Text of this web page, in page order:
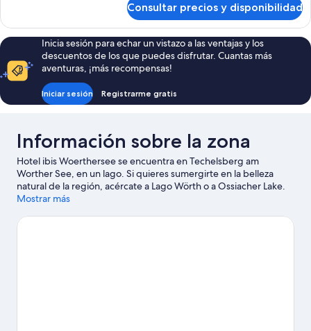
accesible
para
personas
con
discapacidad
estándar,
cama
doble,
accesible
personas
Consultar precios y disponibilidad
Inicia sesión para echar un vistazo a las ventajas y los
descuentos de los que puedes disfrutar. Cuantas más
aventuras, ¡más recompensas!
Iniciar sesión Registrarme gratis
Información sobre la zona
Hotel ibis Woerthersee se encuentra en Techelsberg am
Worther See, en un lago. Si quieres sumergirte en la belleza
natural de la región, acércate a Lago Wörth o a Ossiacher Lake.
¿Te apetece disfrutar de un evento especial? Puedes consultar
Descubre todas las actividades acuáticas que podrás hacer en la
Mostrar más